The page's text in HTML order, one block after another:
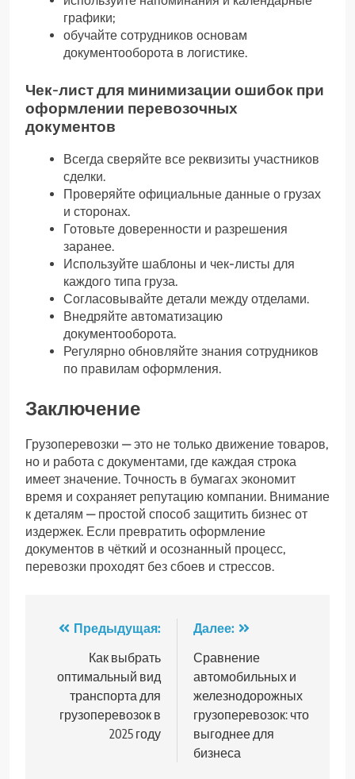
графики;
обучайте сотрудников основам
документооборота в логистике.
Чек-лист для минимизации ошибок при
оформлении перевозочных
документов
Всегда сверяйте все реквизиты участников
сделки.
Проверяйте официальные данные о грузах
и сторонах.
Готовьте доверенности и разрешения
заранее.
Используйте шаблоны и чек-листы для
каждого типа груза.
Согласовывайте детали между отделами.
Внедряйте автоматизацию
документооборота.
Регулярно обновляйте знания сотрудников
по правилам оформления.
Заключение
Грузоперевозки — это не только движение товаров,
но и работа с документами, где каждая строка
имеет значение. Точность в бумагах экономит
время и сохраняет репутацию компании. Внимание
к деталям — простой способ защитить бизнес от
издержек. Если превратить оформление
документов в чёткий и осознанный процесс,
перевозки проходят без сбоев и стрессов.
Навигация
записям
Предыдущая:
Как выбрать
оптимальный вид
транспорта для
грузоперевозок в
2025 году
Далее:
Сравнение
автомобильных и
железнодорожных
грузоперевозок: что
выгоднее для
бизнеса